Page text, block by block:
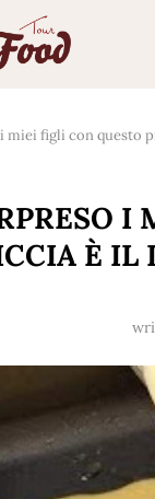
miei figli con questo
I
È IL